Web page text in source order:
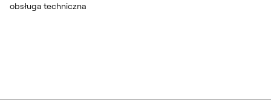
obsługa techniczna